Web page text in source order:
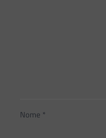
Nome *